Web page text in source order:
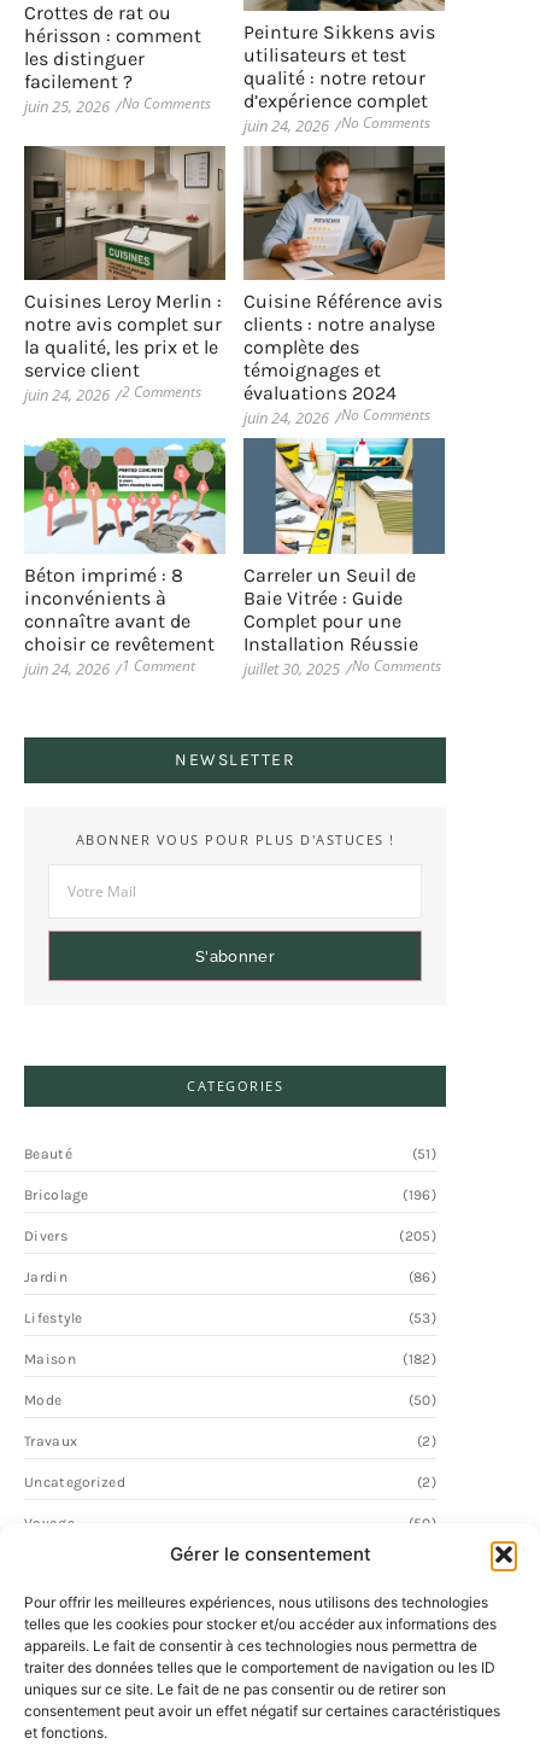
Gérer le consentement
Pour offrir les meilleures expériences, nous utilisons des technologies
telles que les cookies pour stocker et/ou accéder aux informations des
appareils. Le fait de consentir à ces technologies nous permettra de
traiter des données telles que le comportement de navigation ou les ID
uniques sur ce site. Le fait de ne pas consentir ou de retirer son
consentement peut avoir un effet négatif sur certaines caractéristiques
et fonctions.
Crottes de rat ou
hérisson : comment
les distinguer
facilement ?
juin 25, 2026 /No Comments
Peinture Sikkens avis
utilisateurs et test
qualité : notre retour
d’expérience complet
juin 24, 2026 /No Comments
Cuisines Leroy Merlin :
notre avis complet sur
la qualité, les prix et le
service client
juin 24, 2026 /2 Comments
Cuisine Référence avis
clients : notre analyse
complète des
témoignages et
évaluations 2024
juin 24, 2026 /No Comments
Béton imprimé : 8
inconvénients à
connaître avant de
choisir ce revêtement
juin 24, 2026 /1 Comment
Carreler un Seuil de
Baie Vitrée : Guide
Complet pour une
Installation Réussie
juillet 30, 2025 /No Comments
NEWSLETTER
ABONNER VOUS POUR PLUS D'ASTUCES !
S'abonner
CATEGORIES
Beauté (51)
Bricolage (196)
Divers (205)
Jardin (86)
Lifestyle (53)
Maison (182)
Mode (50)
Travaux (2)
Uncategorized (2)
Voyage (50)